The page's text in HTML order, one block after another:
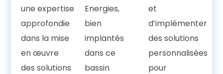
une expertise
approfondie
dans la mise
en œuvre
des solutions
Energies,
bien
implantés
dans ce
bassin
et
d’implémenter
des solutions
personnalisées
pour